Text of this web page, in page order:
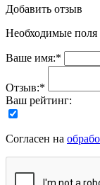
Добавить отзыв
Необходимые
Ваше имя:*
Отзыв:*
Ваш рейтинг:
Согласен на